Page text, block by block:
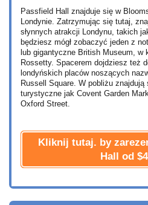
Passfield Hall znajduje się w
Londynie. Zatrzymując się tutaj,
słynnych atrakcji Londynu, takich
będziesz mógł zobaczyć jeden z
lub gigantyczne British Museum, w
Rossetty. Spacerem dojdziesz też
londyńskich placów noszących
Russell Square. W pobliżu
turystyczne jak Covent Garden
Oxford Street.
Kliknij tutaj. by
Hall od